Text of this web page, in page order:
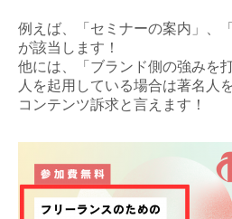
例えば、「セミナーの案内」、
が該当します！
他には、「ブランド側の強みを
人を起用している場合は著名人
コンテンツ訴求と言えます！